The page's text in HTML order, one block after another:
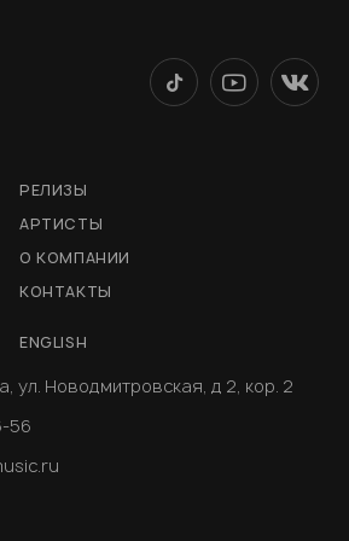
РЕЛИЗЫ
АРТИСТЫ
О КОМПАНИИ
КОНТАКТЫ
ENGLISH
ул. Новодмитровская, д 2, кор. 2
56